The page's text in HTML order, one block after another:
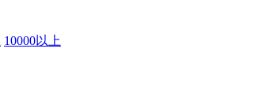
10000以上